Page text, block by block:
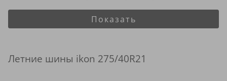
Показать
Летние шины ikon 275/40R21